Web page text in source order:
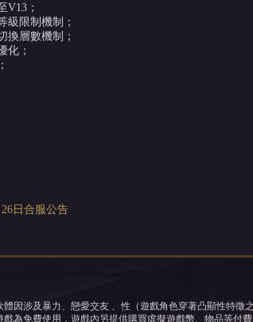
V13；
級限制機制；
換層數機制；
化；
26日合服公告
體因涉及暴力、戀愛交友 、性（遊戲角色穿著凸顯性特徵
戲為免費使用，遊戲內另提供購買虛擬遊戲幣、物品等付費